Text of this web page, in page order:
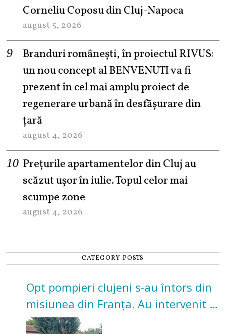
Corneliu Coposu din Cluj-Napoca
august 5, 2026
Branduri românești, în proiectul RIVUS:
un nou concept al BENVENUTI va fi
prezent în cel mai amplu proiect de
regenerare urbană în desfășurare din
țară
august 4, 2026
Prețurile apartamentelor din Cluj au
scăzut ușor în iulie. Topul celor mai
scumpe zone
august 4, 2026
CATEGORY POSTS
Opt pompieri clujeni s-au întors din
misiunea din Franța. Au intervenit la
incendii de vegetație și pădure